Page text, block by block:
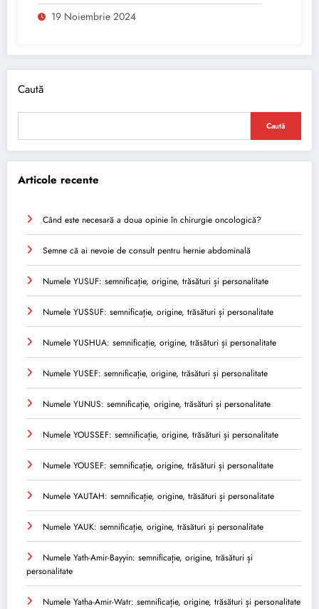
19 Noiembrie 2024
Caută
Caută
Articole recente
Când este necesară a doua opinie în chirurgie oncologică?
Semne că ai nevoie de consult pentru hernie abdominală
Numele YUSUF: semnificație, origine, trăsături și personalitate
Numele YUSSUF: semnificație, origine, trăsături și personalitate
Numele YUSHUA: semnificație, origine, trăsături și personalitate
Numele YUSEF: semnificație, origine, trăsături și personalitate
Numele YUNUS: semnificație, origine, trăsături și personalitate
Numele YOUSSEF: semnificație, origine, trăsături și personalitate
Numele YOUSEF: semnificație, origine, trăsături și personalitate
Numele YAUTAH: semnificație, origine, trăsături și personalitate
Numele YAUK: semnificație, origine, trăsături și personalitate
Numele Yath-Amir-Bayyin: semnificație, origine, trăsături și
personalitate
Numele Yatha-Amir-Watr: semnificație, origine, trăsături și personalitate